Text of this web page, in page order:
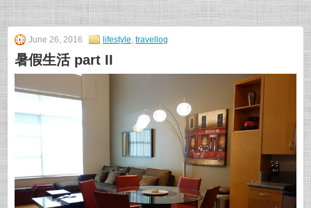
June 26, 2016 lifestyle, travellog
暑假生活 part II